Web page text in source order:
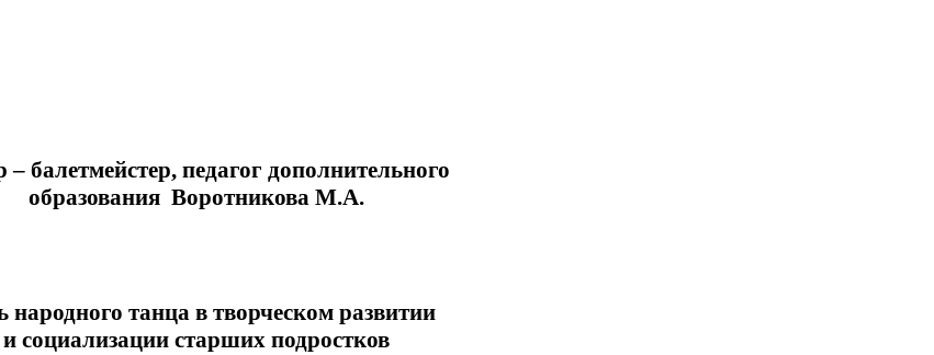
– балетмейстер, педагог дополнительного
образования Воротникова М.А.
народного танца в творческом развитии
и социализации старших подростков